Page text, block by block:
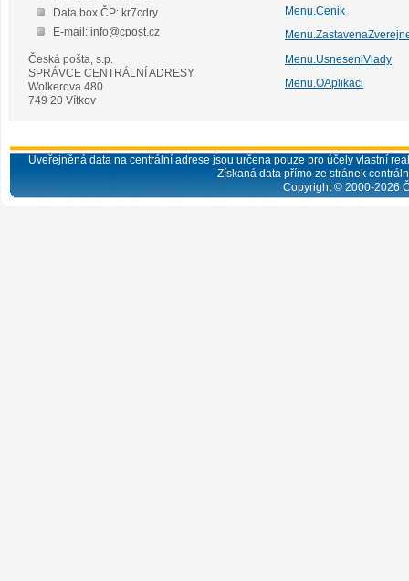
Data box ČP: kr7cdry
E-mail: info@cpost.cz
Česká pošta, s.p.
SPRÁVCE CENTRÁLNÍ ADRESY
Wolkerova 480
749 20 Vítkov
Menu.Cenik
Menu.UsneseniVlady
Menu.OAplikaci
Uveřejněná data na centrální adrese jsou určena pouze pro účely vlastní
Získaná data přímo ze stránek
Copyright © 2000-2026